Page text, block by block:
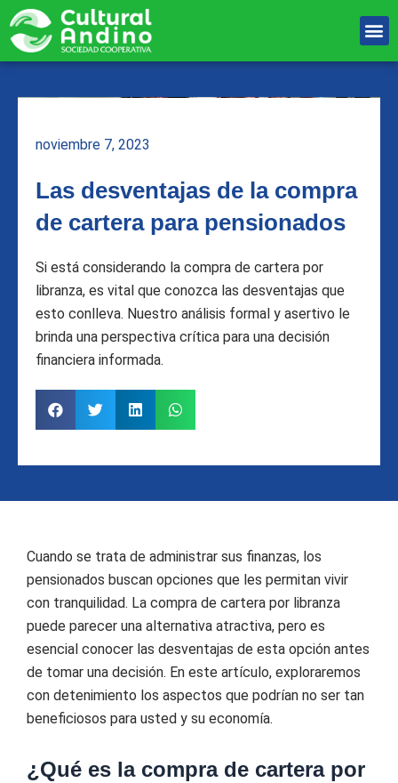
contenido
noviembre 7, 2023
Las desventajas de la compra
de cartera para pensionados
Si está considerando la compra de cartera por
libranza, es vital que conozca las desventajas que
esto conlleva. Nuestro análisis formal y asertivo le
brinda una perspectiva crítica para una decisión
financiera informada.
Cuando se trata de administrar sus finanzas, los
pensionados buscan opciones que les permitan vivir
con tranquilidad. La compra de cartera por libranza
puede parecer una alternativa atractiva, pero es
esencial conocer las desventajas de esta opción antes
de tomar una decisión. En este artículo, exploraremos
con detenimiento los aspectos que podrían no ser tan
beneficiosos para usted y su economía.
¿Qué es la compra de cartera por